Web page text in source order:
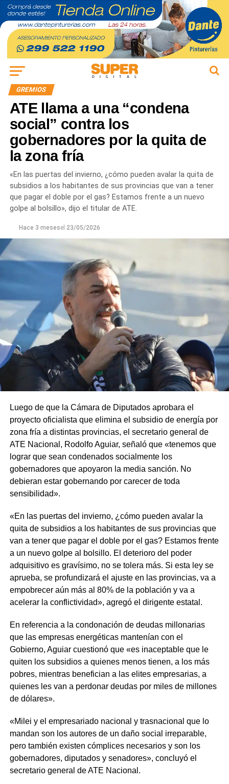
GREMIOS
ATE llama a una “condena
social” contra los
gobernadores por la quita de
la zona fría
«En las puertas del invierno, ¿cómo pueden avalar la quita de
subsidios a los habitantes de sus provincias que van a tener
que pagar el doble por el gas? Estamos frente a un nuevo
golpe al bolsillo», dijo el titular de ATE.
Hace 3 mesesel 23/05/2026
Luego de que la Cámara de Diputados aprobara el
proyecto oficialista que elimina el subsidio de energía por
zona fría a distintas provincias, el secretario general de
ATE Nacional, Rodolfo Aguiar, señaló que «tenemos que
lograr que sean condenados socialmente los
gobernadores que apoyaron la media sanción. No
debieran estar gobernando por carecer de toda
sensibilidad».
«En las puertas del invierno, ¿cómo pueden avalar la
quita de subsidios a los habitantes de sus provincias que
van a tener que pagar el doble por el gas? Estamos frente
a un nuevo golpe al bolsillo. El deterioro del poder
adquisitivo es gravísimo, no se tolera más. Si esta ley se
aprueba, se profundizará el ajuste en las provincias, va a
empobrecer aún más al 80% de la población y va a
acelerar la conflictividad», agregó el dirigente estatal.
En referencia a la condonación de deudas millonarias
que las empresas energéticas mantenían con el
Gobierno, Aguiar cuestionó que «es inaceptable que le
quiten los subsidios a quienes menos tienen, a los más
pobres, mientras benefician a las elites empresarias, a
quienes les van a perdonar deudas por miles de millones
de dólares».
«Milei y el empresariado nacional y trasnacional que lo
mandan son los autores de un daño social irreparable,
pero también existen cómplices necesarios y son los
gobernadores, diputados y senadores», concluyó el
secretario general de ATE Nacional.